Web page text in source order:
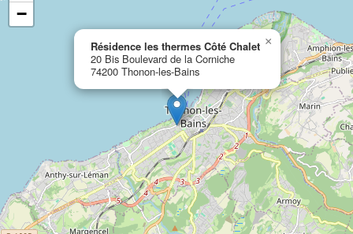
Résidence les thermes Côté Chalet
20 Bis Boulevard de la Corniche
74200 Thonon-les-Bains
×
−